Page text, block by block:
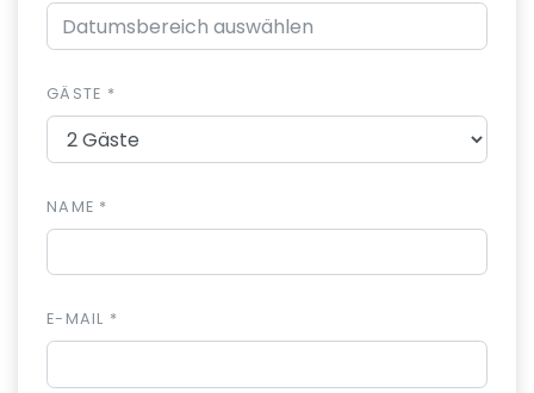
GÄSTE *
NAME *
E-MAIL *